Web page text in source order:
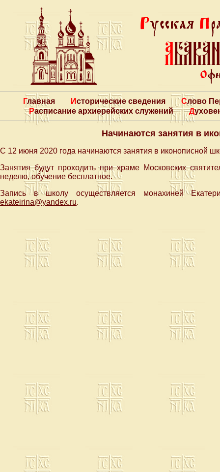
Главная Исторические сведения
Слово
Расписание архиерейских служений
Начинаются занятия в
С 12 июня 2020 года начинаются занятия в иконописной
Занятия будут проходить при храме Московских
неделю, обучение бесплатное.
Запись в школу осуществляется монахиней
ekateirina@yandex.ru.